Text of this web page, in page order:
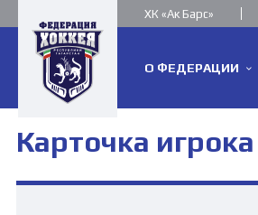
ХК «Ак Барс»
О ФЕДЕРАЦИИ
Карточка